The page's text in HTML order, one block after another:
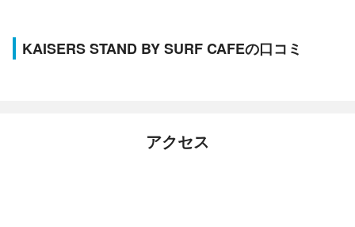
KAISERS STAND BY SURF CAFEの口コミ
アクセス